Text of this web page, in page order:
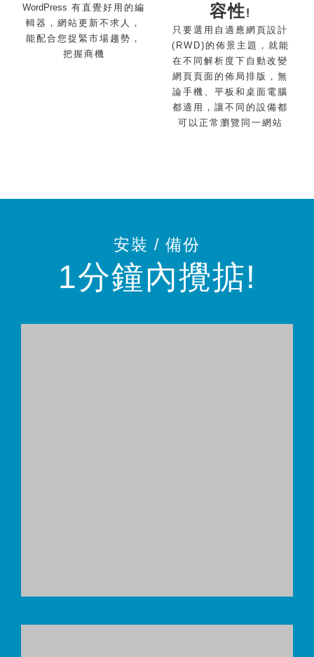
WordPress 有直覺好用的編
輯器，網站更新不求人，
能配合您捉緊市場趨勢，
把握 商機
容性!
只要選用自適應網頁設計
(RWD)的佈景主題，就能
在不同解析度下自動改變
網頁頁面的佈局排版，無
論手機、平板和桌面電腦
都適用，讓不同的設備都
可以正常瀏覽 同一網站
安裝 / 備份
1分鐘內攪掂!